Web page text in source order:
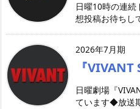
日曜10時の連
想投稿お待ちし
2026年7月期
『VIVANT
日曜劇場『
ています◆放送